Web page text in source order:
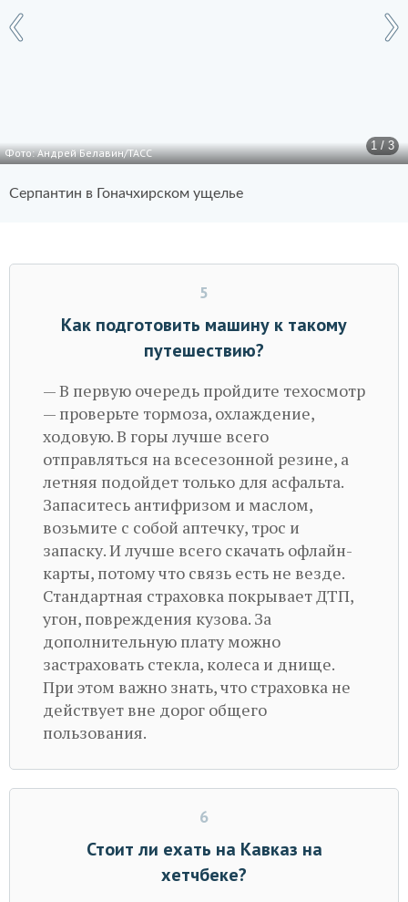
1 / 3
Фото: Андрей Белавин/ТАСС
Серпантин в Гоначхирском ущелье
5
Как подготовить машину к такому
путешествию?
— В первую очередь пройдите техосмотр
— проверьте тормоза, охлаждение,
ходовую. В горы лучше всего
отправляться на всесезонной резине, а
летняя подойдет только для асфальта.
Запаситесь антифризом и маслом,
возьмите с собой аптечку, трос и
запаску. И лучше всего скачать офлайн-
карты, потому что связь есть не везде.
Стандартная страховка покрывает ДТП,
угон, повреждения кузова. За
дополнительную плату можно
застраховать стекла, колеса и днище.
При этом важно знать, что страховка не
действует вне дорог общего
пользования.
6
Стоит ли ехать на Кавказ на
хетчбеке?